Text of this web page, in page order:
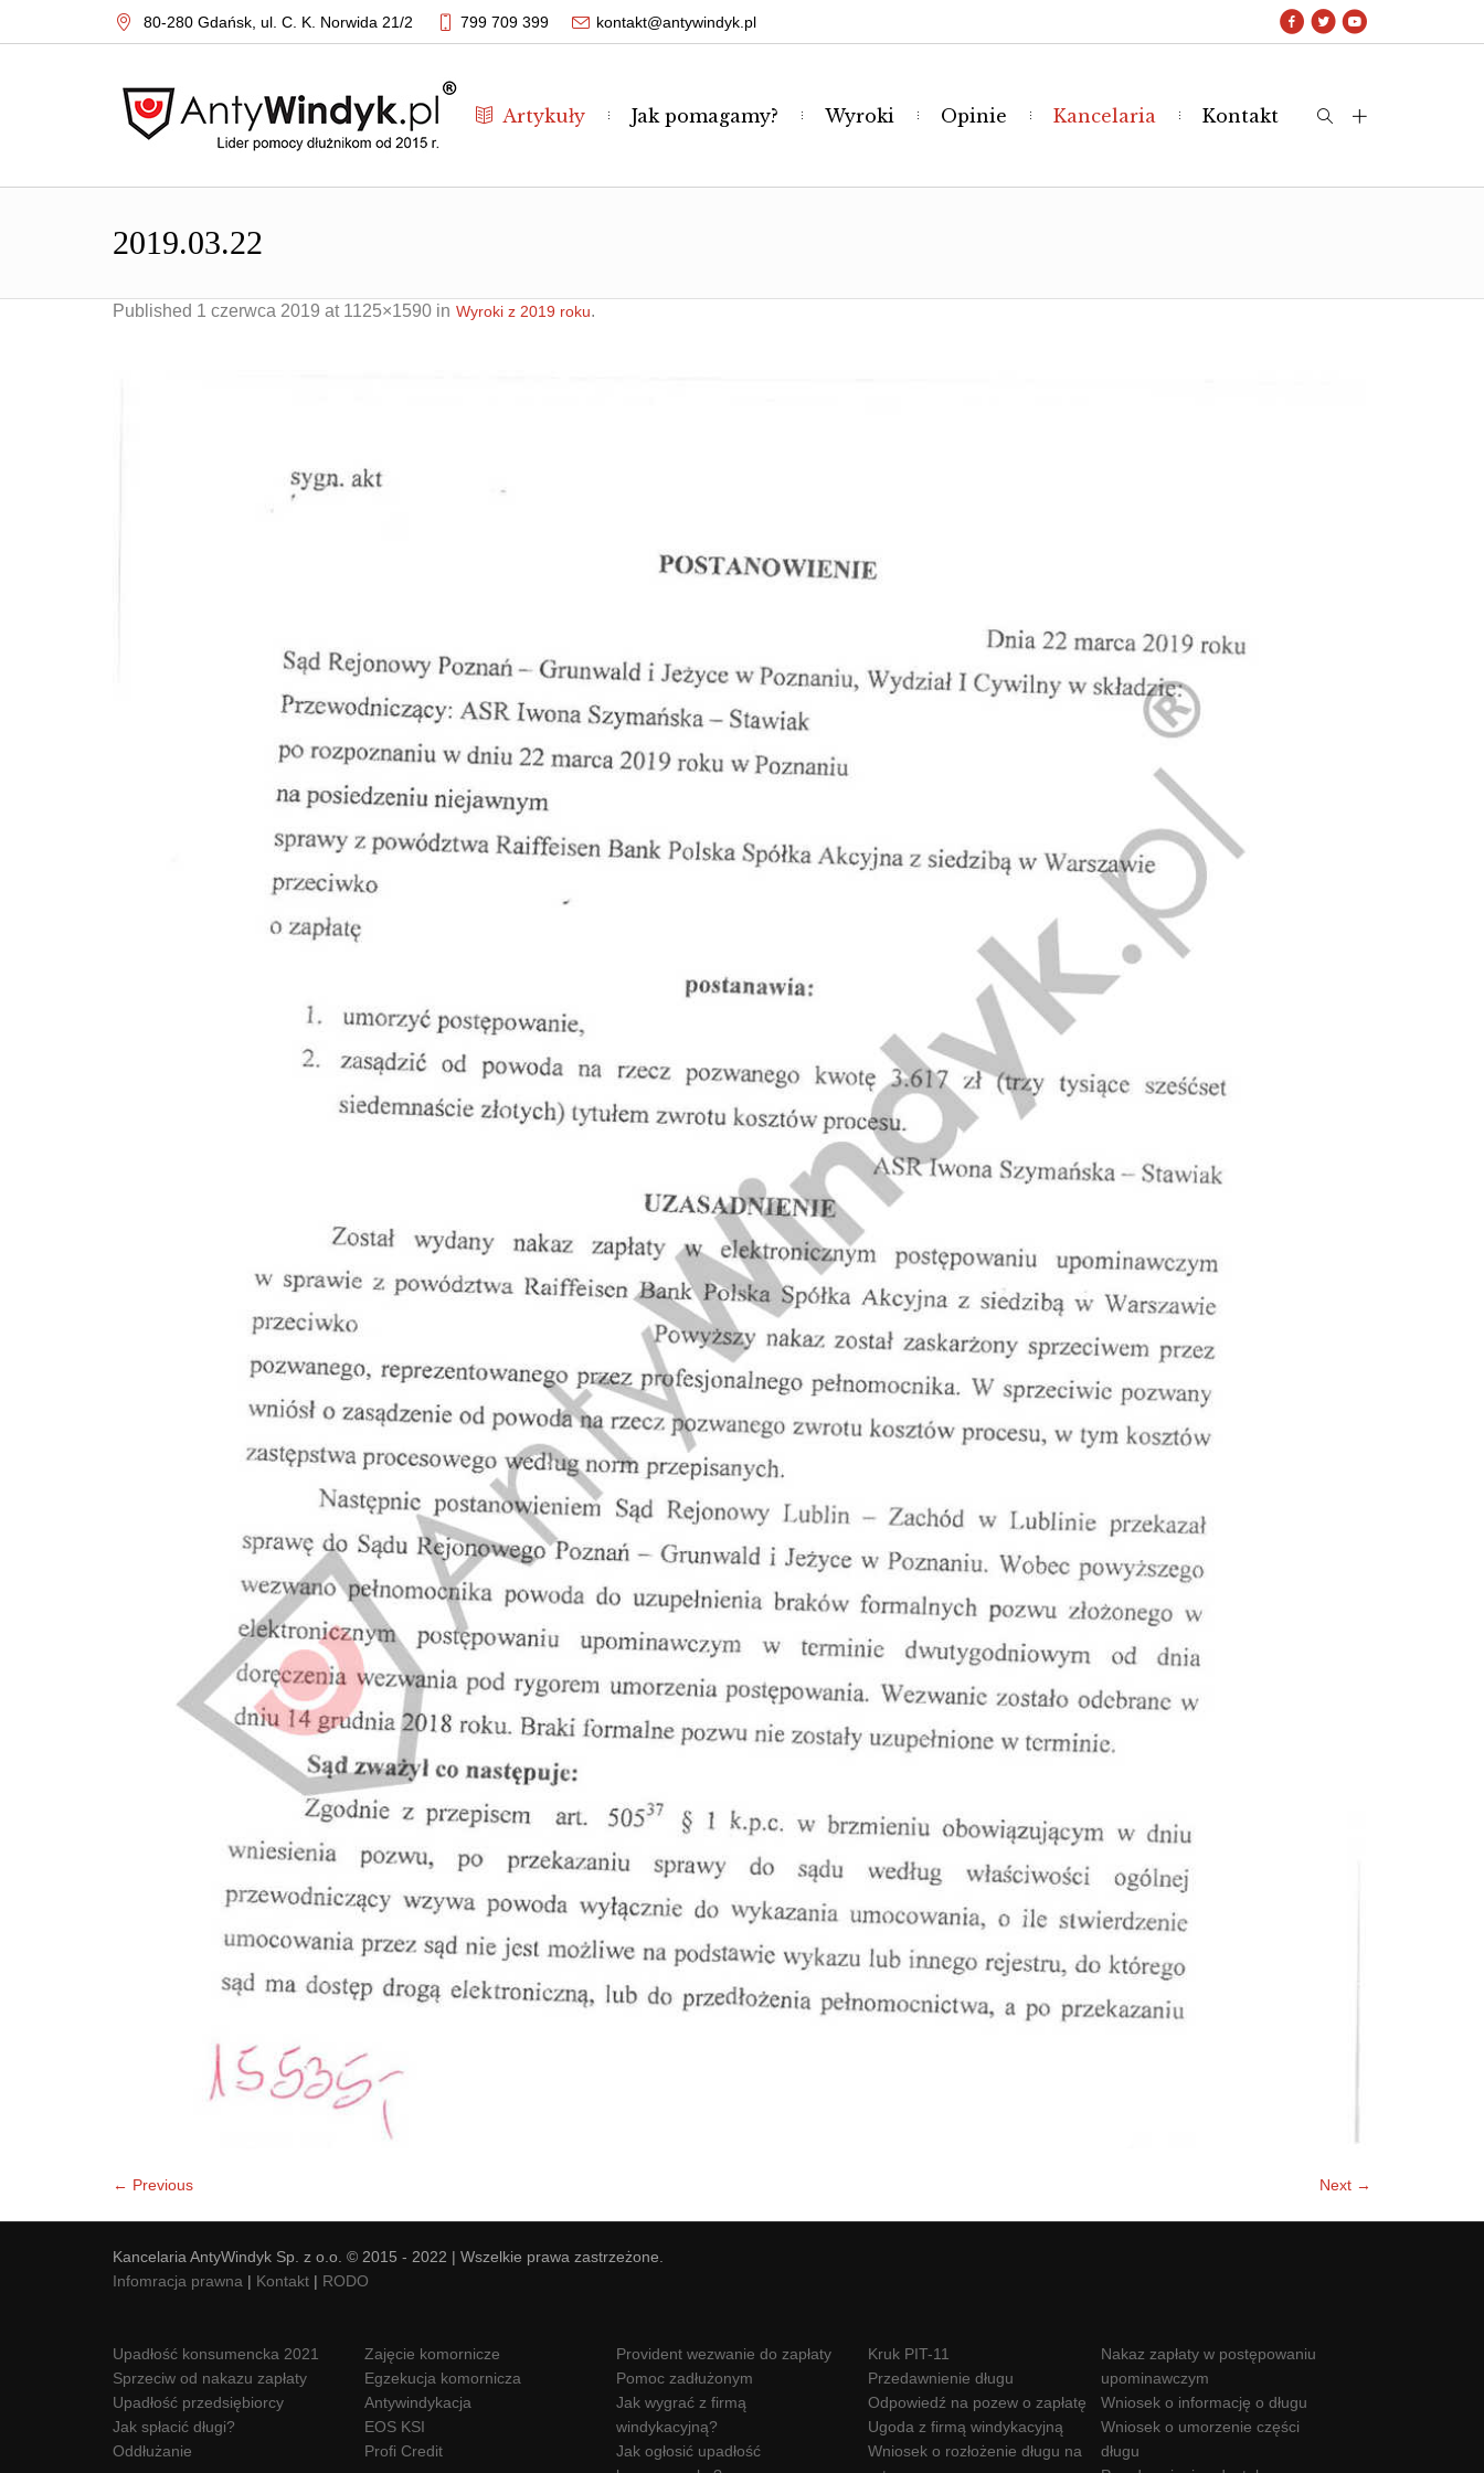
80-280 Gdańsk, ul. C. K. Norwida 21/2 799 709 399 kontakt@antywindyk.pl
Artykuły Jak pomagamy? Wyroki Opinie Kancelaria Kontakt
2019.03.22
Published 1 czerwca 2019 at 1125×1590 in Wyroki z 2019 roku.
← Previous Next →
Kancelaria AntyWindyk Sp. z o.o. © 2015 - 2022 | Wszelkie prawa zastrzeżone.
Infomracja prawna | Kontakt | RODO
Upadłość konsumencka 2021
Sprzeciw od nakazu zapłaty
Upadłość przedsiębiorcy
Jak spłacić długi?
Oddłużanie
Zajęcie komornicze
Egzekucja komornicza
Antywindykacja
EOS KSI
Profi Credit
Provident wezwanie do zapłaty
Pomoc zadłużonym
Jak wygrać z firmą
windykacyjną?
Jak ogłosić upadłość
Kruk PIT-11
Przedawnienie długu
Odpowiedź na pozew o zapłatę
Ugoda z firmą windykacyjną
Wniosek o rozłożenie długu na
Nakaz zapłaty w postępowaniu
upominawczym
Wniosek o informację o długu
Wniosek o umorzenie części
długu